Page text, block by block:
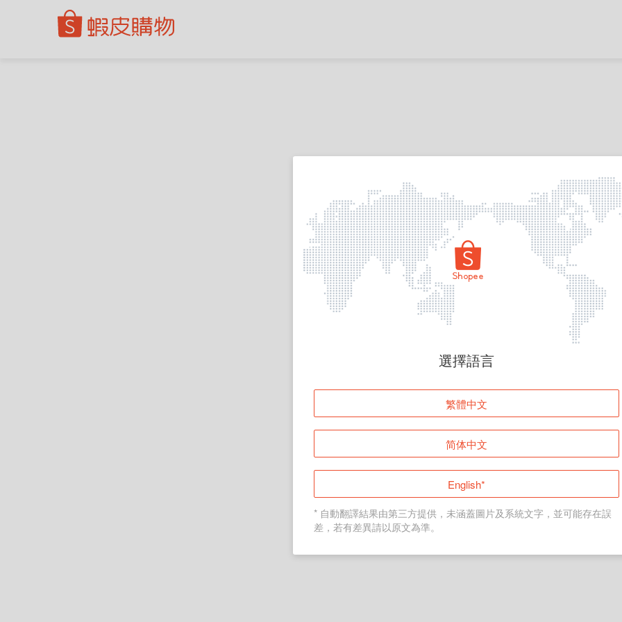
頁面無法顯示
登入
返回首頁
選擇語言
繁體中文
简体中文
English*
* 自動翻譯結果由第三方提供，未涵蓋圖片及系統文字，並可能存在誤
差，若有差異請以原文為準。